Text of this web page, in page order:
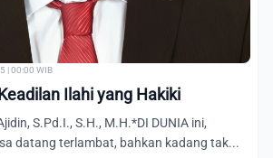
| 00:00 WIB
Ilahi yang Hakiki
S.Pd.I., S.H., M.H.*DI DUNIA ini,
datang terlambat, bahkan kadang tak...